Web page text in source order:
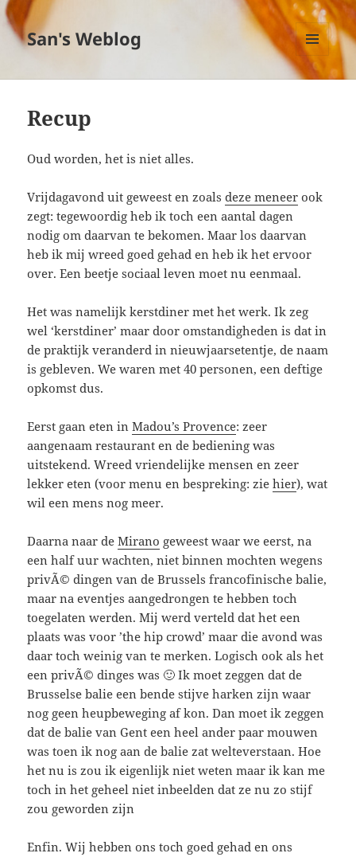
San's Weblog
MENU
EN
Recup
Oud worden, het is niet alles.
Vrijdagavond uit geweest en zoalsdeze meneer ook
zegt: tegewoordig heb ik toch een aantal dagen
nodig om daarvan te bekomen. Maar los daarvan
heb ik mij wreed goed gehad en heb ik het ervoor
over. Een beetje sociaal leven moet nu eenmaal.
Het was namelijk kerstdiner met het werk. Ik zeg
wel ‘kerstdiner’ maar door omstandigheden is dat in
de praktijk veranderd in nieuwjaarsetentje, de naam
is gebleven. We waren met 40 personen, een deftige
opkomst dus.
Eerst gaan eten inMadou’s Provence: zeer
aangenaam restaurant en de bediening was
uitstekend. Wreed vriendelijke mensen en zeer
lekker eten (voor menu en bespreking: ziehier), wat
wil een mens nog meer.
Daarna naar deMirano geweest waar we eerst, na
een half uur wachten, niet binnen mochten wegens
privÃ© dingen van de Brussels francofinische balie,
maar na eventjes aangedrongen te hebben toch
toegelaten werden. Mij werd verteld dat het een
plaats was voor ’the hip crowd’ maar die avond was
daar toch weinig van te merken. Logisch ook als het
een privÃ© dinges was 🙂 Ik moet zeggen dat de
Brusselse balie een bende stijve harken zijn waar
nog geen heupbeweging af kon. Dan moet ik zeggen
dat de balie van Gent een heel ander paar mouwen
was toen ik nog aan de balie zat welteverstaan. Hoe
het nu is zou ik eigenlijk niet weten maar ik kan me
toch in het geheel niet inbeelden dat ze nu zo stijf
zou geworden zijn
Enfin. Wij hebben ons toch goed gehad en ons